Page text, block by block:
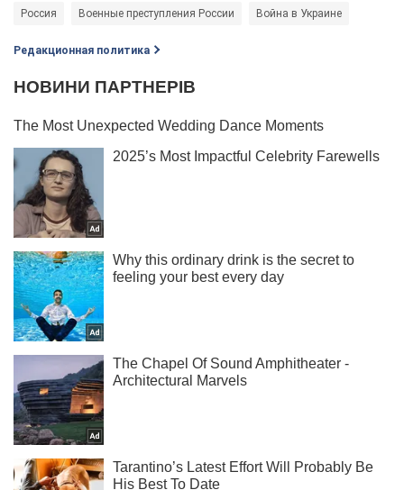
Россия Военные преступления России Война в Украине
Редакционная политика